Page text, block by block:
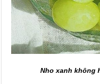
Nho xanh không